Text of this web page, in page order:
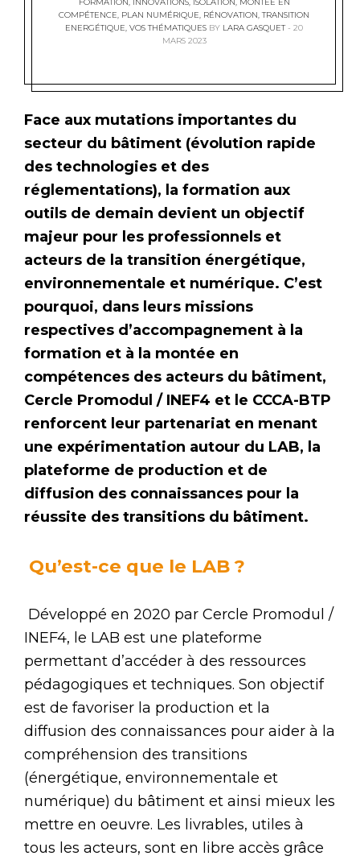
FORMATION, INNOVATIONS, ISOLATION, MONTÉE EN
COMPÉTENCE, PLAN NUMÉRIQUE, RÉNOVATION,TRANSITION
ENERGÉTIQUE, VOS THÉMATIQUES BY LARA GASQUET
20
MARS 2023
Face aux mutations importantes du
secteur du bâtiment (évolution rapide
des technologies et des
réglementations), la formation aux
outils de demain devient un objectif
majeur pour les professionnels et
acteurs de la transition énergétique,
environnementale et numérique. C’est
pourquoi, dans leurs missions
respectives d’accompagnement à la
formation et à la montée en
compétences des acteurs du bâtiment,
Cercle Promodul / INEF4 et le CCCA-BTP
renforcent leur partenariat en menant
une expérimentation autour du LAB, la
plateforme de production et de
diffusion des connaissances pour la
réussite des transitions du bâtiment.
Qu’est-ce que le LAB ?
Développé en 2020 par Cercle Promodul /
INEF4, le LAB est une plateforme
permettant d’accéder à des ressources
pédagogiques et techniques. Son objectif
est de favoriser la production et la
diffusion des connaissances pour aider à la
compréhension des transitions
(énergétique, environnementale et
numérique) du bâtiment et ainsi mieux les
mettre en oeuvre. Les livrables, utiles à
tous les acteurs, sont en libre accès grâce